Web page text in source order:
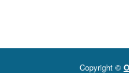
Copyright ©